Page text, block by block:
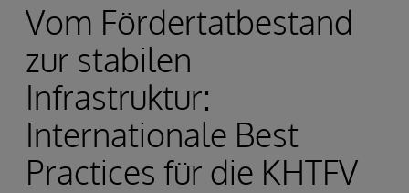
Vom Fördertatbestand
zur stabilen
Infrastruktur:
Internationale Best
Practices für die KHTFV